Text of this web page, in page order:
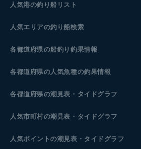
人気港の釣り船リスト
人気エリアの釣り船検索
各都道府県の船釣り釣果情報
各都道府県の人気魚種の釣果情報
各都道府県の潮見表 ・タイドグラフ
人気市町村の潮見表・タイドグラフ
人気ポイントの潮見表・タイドグラフ